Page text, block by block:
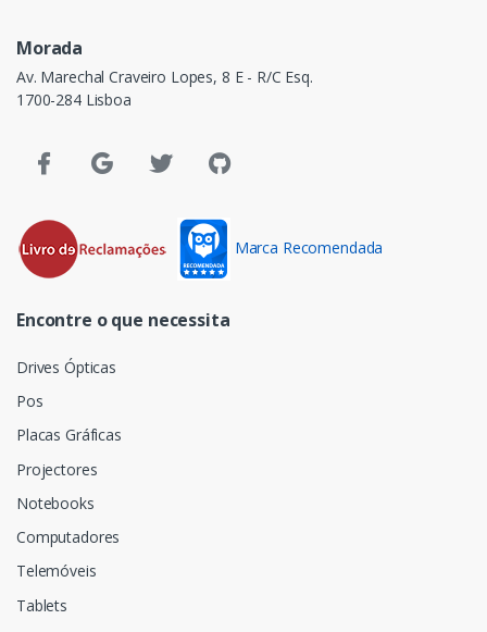
Morada
Av. Marechal Craveiro Lopes, 8 E - R/C Esq.
1700-284 Lisboa
Marca Recomendada
Encontre o que necessita
Drives Ópticas
Pos
Placas Gráficas
Projectores
Notebooks
Computadores
Telemóveis
Tablets